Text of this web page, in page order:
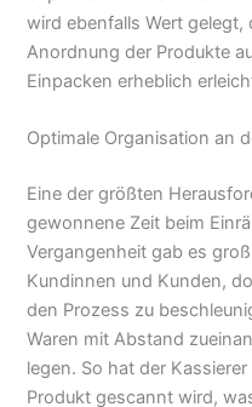
wird ebenfalls Wert gelegt,
Anordnung der Produkte
Einpacken erheblich
Optimale Organisation an
Eine der größten
gewonnene Zeit beim
Vergangenheit gab es
Kundinnen und Kunden,
den Prozess zu
Waren mit Abstand
legen. So hat der
Produkt gescannt wird,